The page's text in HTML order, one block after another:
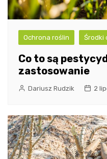
Ochrona roślin Środki
Co to są
zastosowanie
Dariusz Rudzik 2